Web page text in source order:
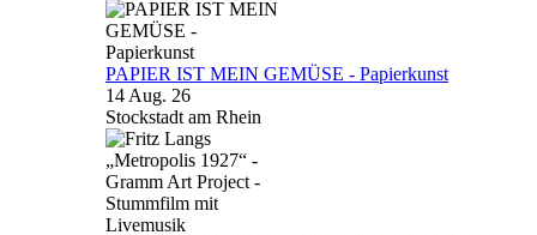
PAPIER IST MEIN GEMÜSE - Papierkunst
14 Aug. 26
Stockstadt am Rhein